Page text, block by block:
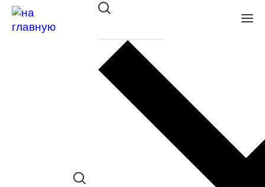
Оправа SWING TR 241 193
в наличии (До 5 шт.) *наличие товара в
конкретном салоне необходимо
Сравнить товар